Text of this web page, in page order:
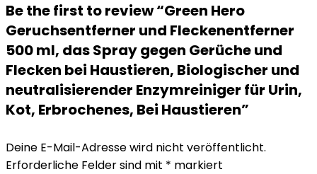
Be the first to review “Green Hero
Geruchsentferner und Fleckenentferner
500 ml, das Spray gegen Gerüche und
Flecken bei Haustieren, Biologischer und
neutralisierender Enzymreiniger für Urin,
Kot, Erbrochenes, Bei Haustieren”
Deine E-Mail-Adresse wird nicht veröffentlicht.
Erforderliche Felder sind mit * markiert